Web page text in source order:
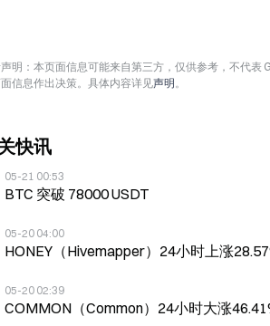
明：本页面信息可能来自第三方，仅供参考，不代
信息作出决策。具体内容详见声明。
快讯
05-21 00:53
BTC 突破 78000 USDT
05-20 04:00
HONEY（Hivemapper）24小时上涨
05-20 02:39
COMMON（Common）24小时大涨